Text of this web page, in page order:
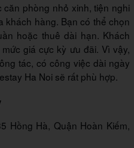
phòng nhỏ xinh, tiện nghi
khách hàng. Bạn có thể chọn
hoặc thuê dài hạn. Khách
giá cực kỳ ưu đãi. Vì vậy,
tác, có công việc dài ngày
Ha Noi sẽ rất phù hợp.
Hồng Hà, Quận Hoàn Kiếm,